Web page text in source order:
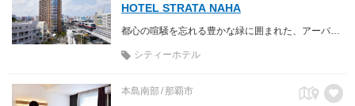
HOTEL STRATA NAHA
都心の喧騒を忘れる豊かな緑に囲まれた、アーバンリゾート
シティーホテル
本島南部 那覇市